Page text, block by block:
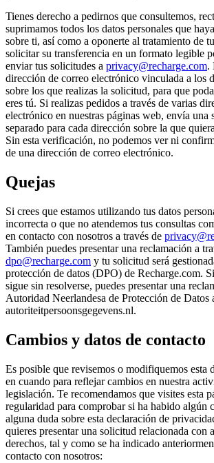
Tienes derecho a pedirnos que consultemos,
suprimamos todos los datos personales que
sobre ti, así como a oponerte al tratamiento de
solicitar su transferencia en un formato legible
enviar tus solicitudes a privacy@recharge.com.
dirección de correo electrónico vinculada a los
sobre los que realizas la solicitud, para que
eres tú. Si realizas pedidos a través de varias
electrónico en nuestras páginas web, envía una
separado para cada dirección sobre la que
Sin esta verificación, no podemos ver ni
de una dirección de correo electrónico.
Quejas
Si crees que estamos utilizando tus datos
incorrecta o que no atendemos tus consultas
en contacto con nosotros a través de
También puedes presentar una reclamación a
dpo@recharge.com y tu solicitud será
protección de datos (DPO) de Recharge.com.
sigue sin resolverse, puedes presentar una
Autoridad Neerlandesa de Protección de Datos
autoriteitpersoonsgegevens.nl.
Cambios y datos de contacto
Es posible que revisemos o modifiquemos esta
en cuando para reflejar cambios en nuestra
legislación. Te recomendamos que visites esta
regularidad para comprobar si ha habido algún
alguna duda sobre esta declaración de
quieres presentar una solicitud relacionada con
derechos, tal y como se ha indicado
contacto con nosotros: